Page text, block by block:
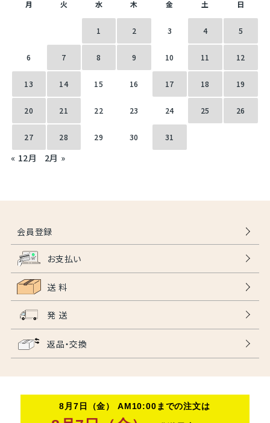
月 火 水 木 金 土 日
1 2 3 4 5
6 7 8 9 10 11 12
13 14 15 16 17 18 19
20 21 22 23 24 25 26
27 28 29 30 31
« 12月 2月 »
会員登録
お支払い
送 料
発 送
返品・交換